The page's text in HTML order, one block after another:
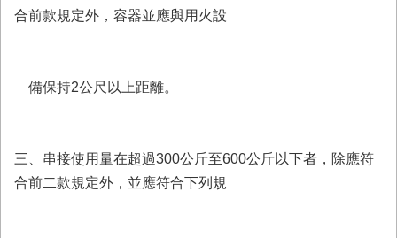
合前款規定外，容器並應與用火設
備保持2公尺以上距離。
三、串接使用量在超過300公斤至600公斤以下者，除應符
合前二款規定外，並應符合下列規